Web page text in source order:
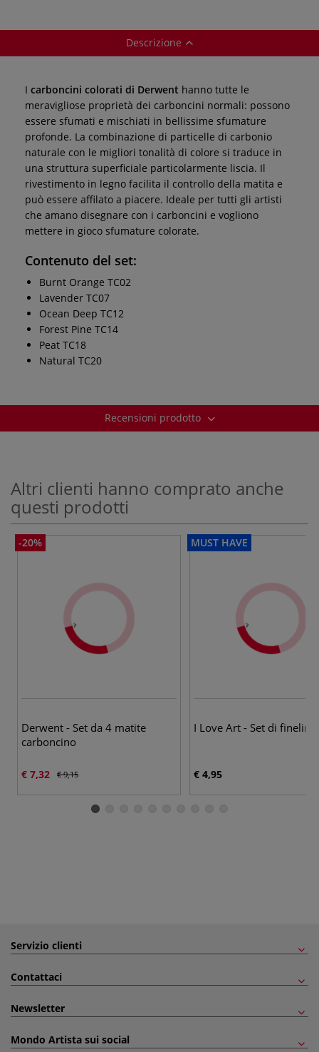
Descrizione
I carboncini colorati di Derwent hanno tutte le
meravigliose proprietà dei carboncini normali: possono
essere sfumati e mischiati in bellissime sfumature
profonde. La combinazione di particelle di carbonio
naturale con le migliori tonalità di colore si traduce in
una struttura superficiale particolarmente liscia. Il
rivestimento in legno facilita il controllo della matita e
può essere affilato a piacere. Ideale per tutti gli artisti
che amano disegnare con i carboncini e vogliono
mettere in gioco sfumature colorate.
Contenuto del set:
Burnt Orange TC02
Lavender TC07
Ocean Deep TC12
Forest Pine TC14
Peat TC18
Natural TC20
Recensioni prodotto
Altri clienti hanno comprato anche
questi prodotti
-20%
Derwent - Set da 4 matite
carboncino
€ 7,32 € 9,15
MUST HAVE
I Love Art - Set di
€ 4,95
Servizio clienti
Contattaci
Newsletter
Mondo Artista sui social